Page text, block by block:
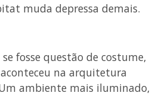
muda depressa demais.
fosse questão de costume,
na arquitetura
ambiente mais iluminado,